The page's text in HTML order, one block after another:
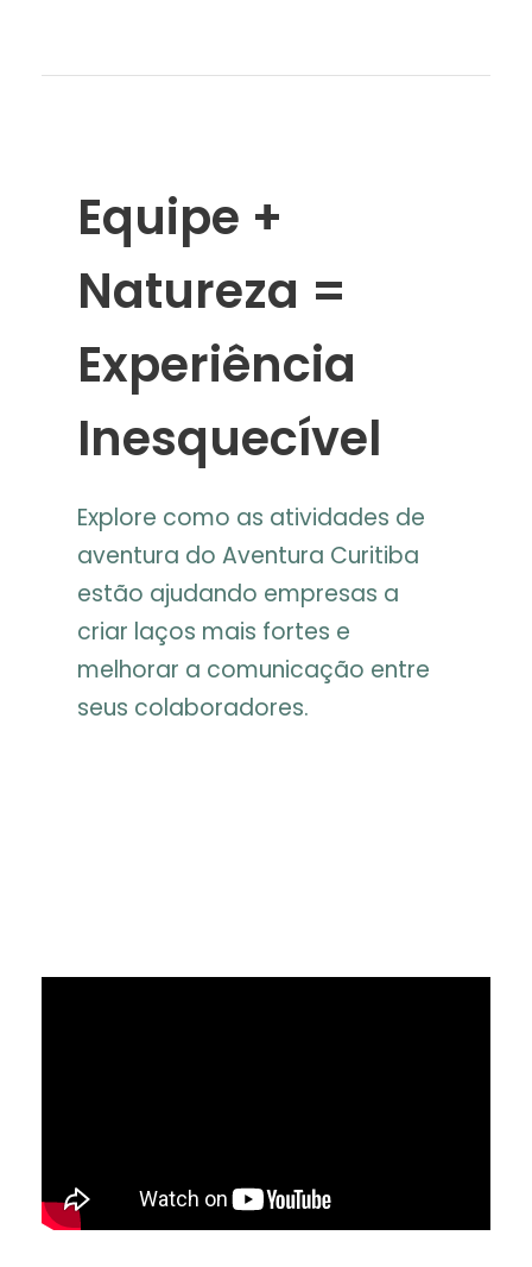
Equipe +
Natureza =
Experiência
Inesquecível
Explore como as atividades de
aventura do Aventura Curitiba
estão ajudando empresas a
criar laços mais fortes e
melhorar a comunicação entre
seus colaboradores.